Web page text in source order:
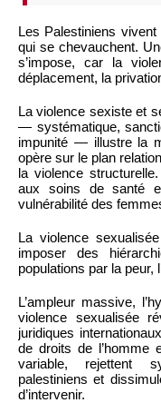
Les Palestiniens
qui se chevauchent.
s’impose, car la
déplacement, la
La violence sexiste et
— systématique,
impunité — illustre la
opère sur le plan
la violence
aux soins de santé
vulnérabilité des
La violence
imposer des
populations par la peur,
L’ampleur massive,
violence sexualisée
juridiques
de droits de l’homme
variable, rejettent
palestiniens et
d’intervenir.